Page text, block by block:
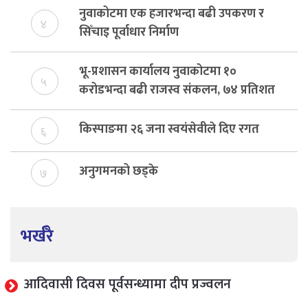
४
नुवाकोटमा एक हजारभन्दा बढी उपकरण र
सिँचाइ पूर्वाधार निर्माण
५
भू-प्रशासन कार्यालय नुवाकोटमा १०
करोडभन्दा बढी राजस्व संकलन, ७४ प्रतिशत
बेरुजु फर्छयौट
६ किस्पाङमा २६ जना स्वयंसेवीले दिए रगत
७ अनुगमनको छड्के
भर्खरै
आदिवासी दिवस पूर्वसन्ध्यामा दीप प्रज्वलन